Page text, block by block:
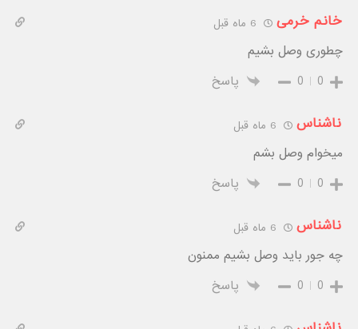
خانم خرمی
چطوری وصل بشیم
0
0 پاسخ
ناشناس
میخوام وصل بشم
0
0 پاسخ
ناشناس
چه جور باید وصل بشیم ممنون
0
0 پاسخ